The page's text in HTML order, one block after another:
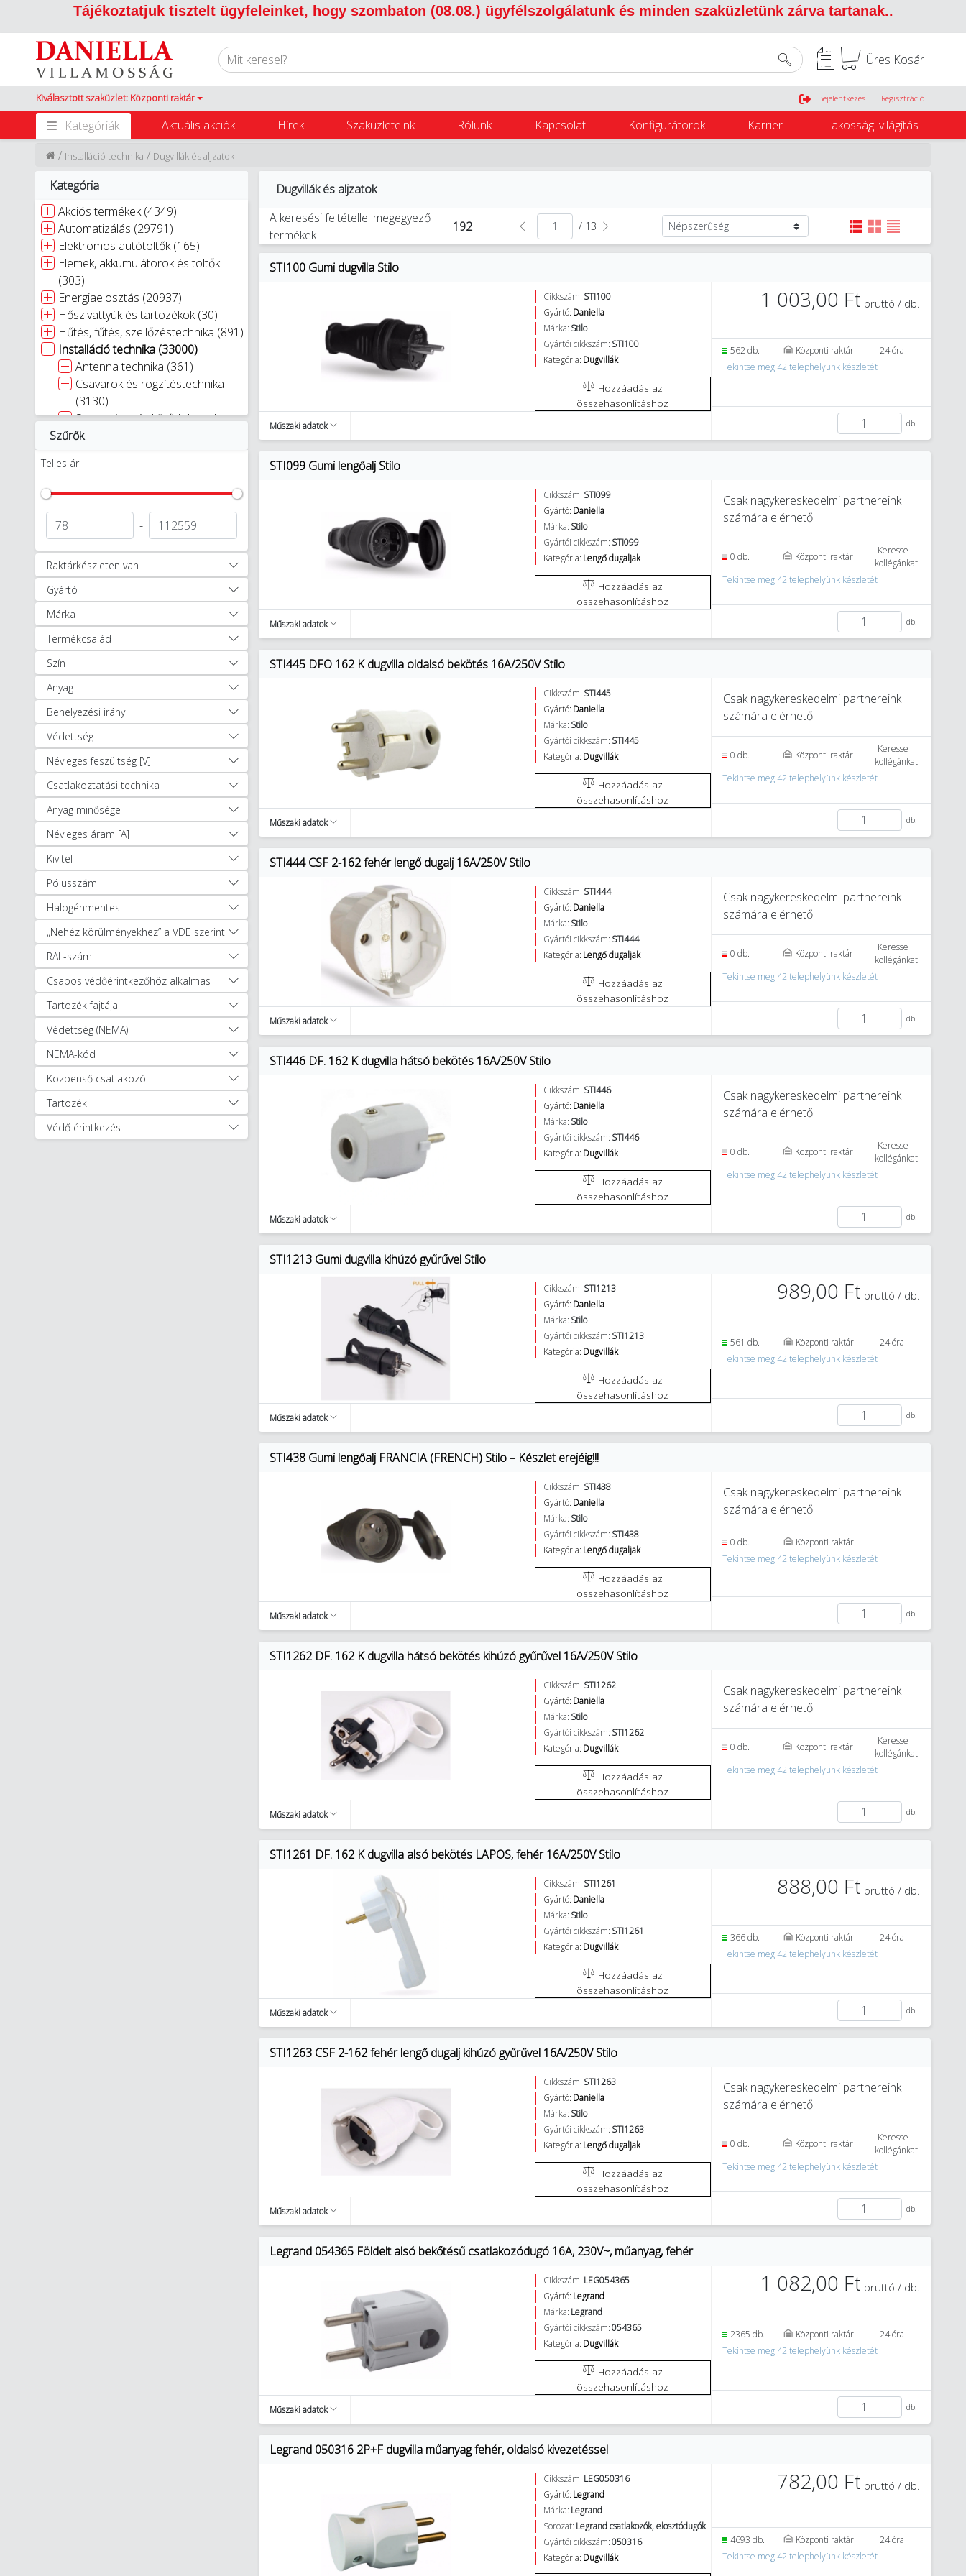
Tájékoztatjuk tisztelt ügyfeleinket, hogy szombaton (08.08.) ügyfélszolgálatunk és minden szaküzletünk zárva tartanak..
Üres Kosár
Kiválasztott szaküzlet: Központi raktár Belépés
Bejelentkezés Regisztráció
Kategóriák Aktuális akciók Hírek Szaküzleteink Rólunk Kapcsolat Konfigurátorok Karrier Lakossági világítás
Dugvillák és aljzatok
/
Installáció technika
/
Kategória
Akciós termékek (4349)
Automatizálás (29791)
Elektromos autótöltők (165)
Elemek, akkumulátorok és töltők
(303)
Energiaelosztás (20937)
Hőszivattyúk és tartozékok (30)
Hűtés, fűtés, szellőzéstechnika (891)
Installáció technika (33000)
Antenna technika (361)
Csavarok és rögzítéstechnika
(3130)
Szerelvény- és kötődobozok
(1311)
Energiaoszlopok (160)
Kábelvédelem és szigetelés (674)
Kábel- és vezetékjelölés (784)
Kábelek, csövek rögzítés
technikája (3944)
csatlakozó anyagok (2519)
Kábeltartó rendszerek (14814)
szerelési rendszerek (885)
Villanyszerelési védőcsövek és
tartozékai (1896)
Tömszelencék és szigetelő
gyűrűk (1309)
Egyéb Installáció technika (188)
Kábelek, vezetékek (1196)
Kapcsolóberendezések és
szekrények (18053)
Szerelvények (10150)
Kaputechnika (9)
Napelemes rendszerek (348)
Világítástechnika (27424)
Villámvédelem (3886)
Egyéb (2252)
Autóápolási termékek (47)
Munkavédelem, védőruházat (1256)
Okosotthon megoldások (321)
Okosotthon csomagok (17)
Szerszámok (11894)
Lakossági világítás (2518)
Szűrők
Teljes ár
-
Raktárkészleten van
Gyártó
Márka
Termékcsalád
Szín
Anyag
Behelyezési irány
Védettség
Névleges feszültség [V]
Csatlakoztatási technika
Anyag minősége
Névleges áram [A]
Kivitel
Pólusszám
Halogénmentes
„Nehéz körülményekhez” a VDE szerint
RAL-szám
Csapos védőérintkezőhöz alkalmas
Tartozék fajtája
Védettség (NEMA)
NEMA-kód
Közbenső csatlakozó
Tartozék
Védő érintkezés
Dugvillák és aljzatok
A keresési feltétellel megegyező
termékek
192 / 13
STI100 Gumi dugvilla Stilo
Cikkszám: STI100
Gyártó: Daniella
Márka: Stilo
Gyártói cikkszám: STI100
Kategória: Dugvillák
összehasonlításhoz
Műszaki adatok
1 003,00 Ft bruttó / db.
562 db. Központi raktár
24 óra
Tekintse meg 42 telephelyünk készletét
db.
STI099 Gumi lengőalj Stilo
Cikkszám: STI099
Gyártó: Daniella
Márka: Stilo
Gyártói cikkszám: STI099
Kategória: Lengő dugaljak
összehasonlításhoz
Műszaki adatok
Csak nagykereskedelmi partnereink
számára elérhető
0 db. Központi raktár
Keresse
kollégánkat!
Tekintse meg 42 telephelyünk készletét
db.
STI445 DFO 162 K dugvilla oldalsó bekötés 16A/250V Stilo
Cikkszám: STI445
Gyártó: Daniella
Márka: Stilo
Gyártói cikkszám: STI445
Kategória: Dugvillák
összehasonlításhoz
Műszaki adatok
Csak nagykereskedelmi partnereink
számára elérhető
0 db. Központi raktár
Keresse
kollégánkat!
Tekintse meg 42 telephelyünk készletét
db.
STI444 CSF 2-162 fehér lengő dugalj 16A/250V Stilo
Cikkszám: STI444
Gyártó: Daniella
Márka: Stilo
Gyártói cikkszám: STI444
Kategória: Lengő dugaljak
összehasonlításhoz
Műszaki adatok
Csak nagykereskedelmi partnereink
számára elérhető
0 db. Központi raktár
Keresse
kollégánkat!
Tekintse meg 42 telephelyünk készletét
db.
STI446 DF. 162 K dugvilla hátsó bekötés 16A/250V Stilo
Cikkszám: STI446
Gyártó: Daniella
Márka: Stilo
Gyártói cikkszám: STI446
Kategória: Dugvillák
összehasonlításhoz
Műszaki adatok
Csak nagykereskedelmi partnereink
számára elérhető
0 db. Központi raktár
Keresse
kollégánkat!
Tekintse meg 42 telephelyünk készletét
db.
STI1213 Gumi dugvilla kihúzó gyűrűvel Stilo
Cikkszám: STI1213
Gyártó: Daniella
Márka: Stilo
Gyártói cikkszám: STI1213
Kategória: Dugvillák
összehasonlításhoz
Műszaki adatok
989,00 Ft bruttó / db.
561 db. Központi raktár
24 óra
Tekintse meg 42 telephelyünk készletét
db.
STI438 Gumi lengőalj FRANCIA (FRENCH) Stilo – Készlet erejéig!!!
Cikkszám: STI438
Gyártó: Daniella
Márka: Stilo
Gyártói cikkszám: STI438
Kategória: Lengő dugaljak
összehasonlításhoz
Műszaki adatok
Csak nagykereskedelmi partnereink
számára elérhető
0 db.
Központi raktár
Tekintse meg 42 telephelyünk készletét
db.
STI1262 DF. 162 K dugvilla hátsó bekötés kihúzó gyűrűvel 16A/250V Stilo
Cikkszám: STI1262
Gyártó: Daniella
Márka: Stilo
Gyártói cikkszám: STI1262
Kategória: Dugvillák
összehasonlításhoz
Műszaki adatok
Csak nagykereskedelmi partnereink
számára elérhető
0 db. Központi raktár
Keresse
kollégánkat!
Tekintse meg 42 telephelyünk készletét
db.
STI1261 DF. 162 K dugvilla alsó bekötés LAPOS, fehér 16A/250V Stilo
Cikkszám: STI1261
Gyártó: Daniella
Márka: Stilo
Gyártói cikkszám: STI1261
Kategória: Dugvillák
összehasonlításhoz
Műszaki adatok
888,00 Ft bruttó / db.
366 db. Központi raktár
24 óra
Tekintse meg 42 telephelyünk készletét
db.
STI1263 CSF 2-162 fehér lengő dugalj kihúzó gyűrűvel 16A/250V Stilo
Cikkszám: STI1263
Gyártó: Daniella
Márka: Stilo
Gyártói cikkszám: STI1263
Kategória: Lengő dugaljak
összehasonlításhoz
Műszaki adatok
Csak nagykereskedelmi partnereink
számára elérhető
0 db. Központi raktár
Keresse
kollégánkat!
Tekintse meg 42 telephelyünk készletét
db.
Legrand 054365 Földelt alsó bekőtésű csatlakozódugó 16A, 230V~, műanyag, fehér
Cikkszám: LEG054365
Gyártó: Legrand
Márka: Legrand
Gyártói cikkszám:054365
Kategória: Dugvillák
összehasonlításhoz
Műszaki adatok
1 082,00 Ft bruttó / db.
2365 db. Központi raktár
24 óra
Tekintse meg 42 telephelyünk készletét
db.
Legrand 050316 2P+F dugvilla műanyag fehér, oldalsó kivezetéssel
Cikkszám: LEG050316
Gyártó: Legrand
Márka: Legrand
Sorozat: Legrand csatlakozók, elosztódugók
Gyártói cikkszám:050316
Kategória: Dugvillák
782,00 Ft bruttó / db.
4693 db. Központi raktár
24 óra
Tekintse meg 42 telephelyünk készletét